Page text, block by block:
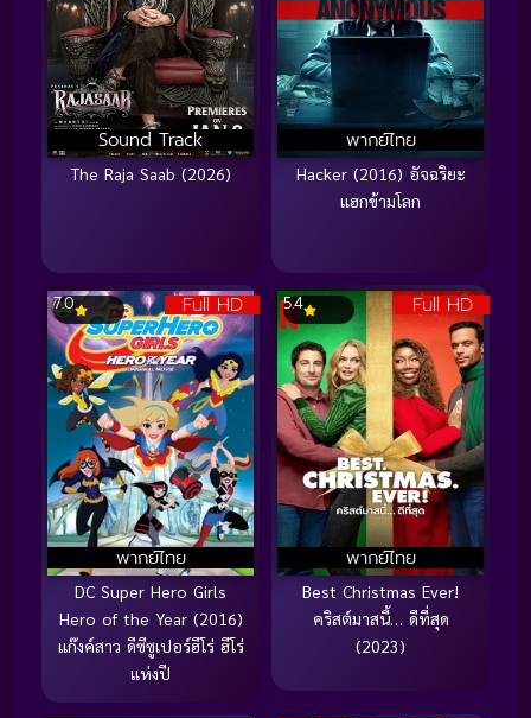
Sound Track
The Raja Saab (2026)
พากย์ไทย
Hacker (2016) อัจฉริยะ
แฮกข้ามโลก
Full HD
พากย์ไทย
7.0
DC Super Hero Girls
Hero of the Year (2016)
แก๊งค์สาว ดีซีซูเปอร์ฮีโร่ ฮีโร่
แห่งปี
Full HD
พากย์ไทย
5.4
Best Christmas Ever!
คริสต์มาสนี้… ดีที่สุด
(2023)